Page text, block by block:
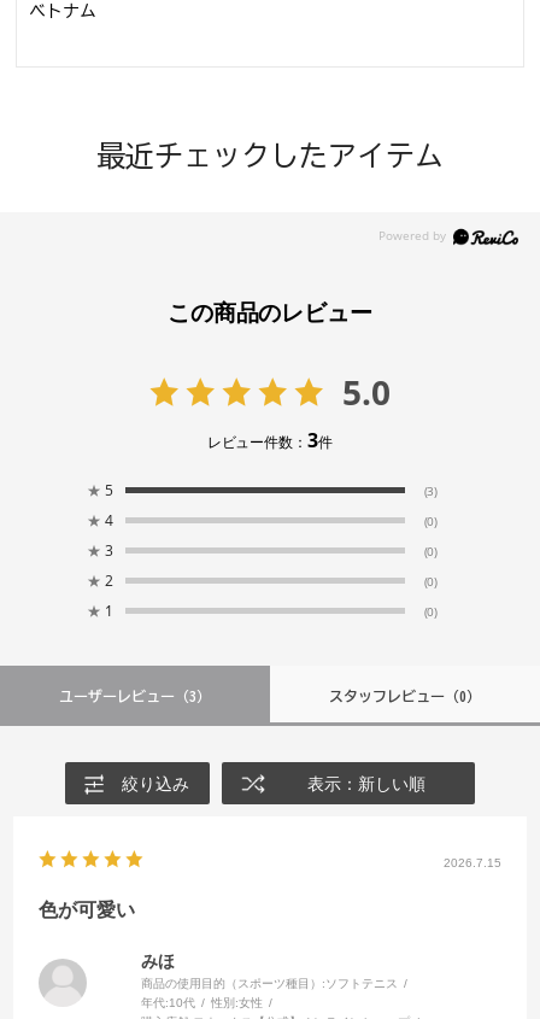
ベトナム
最近チェックしたアイテム
この商品のレビュー
5.0
レビュー件数：3件
★ 5 (3)
★ 4 (0)
★ 3 (0)
★ 2 (0)
★ 1 (0)
ユーザーレビュー （3） スタッフレビュー（0）
絞り込み 表示：新しい順
2026.7.15
色が可愛い
みほ
商品の使用目的（スポーツ種目）:ソフトテニス
年代:10代 性別:女性